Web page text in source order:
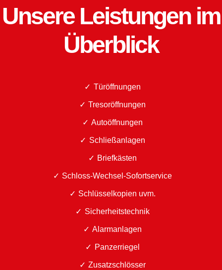
Unsere Leistungen im
Überblick
Türöffnungen
Tresoröffnungen
Autoöffnungen
Schließanlagen
Briefkästen
Schloss-Wechsel-Sofortservice
Schlüsselkopien uvm.
Sicherheitstechnik
Alarmanlagen
Panzerriegel
Zusatzschlösser